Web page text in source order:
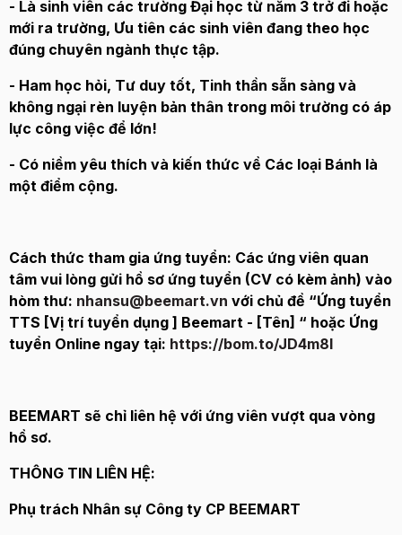
- Là sinh viên các trường Đại học từ năm 3 trở đi hoặc
mới ra trường, Ưu tiên các sinh viên đang theo học
đúng chuyên ngành thực tập.
- Ham học hỏi, Tư duy tốt, Tinh thần sẵn sàng và
không ngại rèn luyện bản thân trong môi trường có áp
lực công việc để lớn!
- Có niềm yêu thích và kiến thức về Các loại Bánh là
một điểm cộng.
Cách thức tham gia ứng tuyển: Các ứng viên quan
tâm vui lòng gửi hồ sơ ứng tuyển (CV có kèm ảnh) vào
hòm thư: nhansu@beemart.vn với chủ đề “Ứng tuyển
TTS [Vị trí tuyển dụng ] Beemart - [Tên] “ hoặc Ứng
tuyển Online ngay tại: https://bom.to/JD4m8I
BEEMART sẽ chỉ liên hệ với ứng viên vượt qua vòng
hồ sơ.
THÔNG TIN LIÊN HỆ:
Phụ trách Nhân sự Công ty CP BEEMART